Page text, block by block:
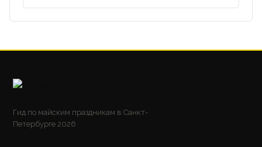
Гид по майским праздникам в Санкт-
Петербурге 2026